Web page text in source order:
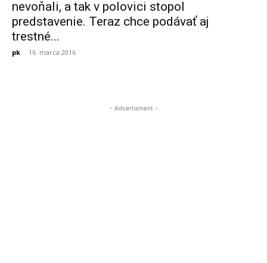
nevoňali, a tak v polovici stopol
predstavenie. Teraz chce podávať aj
trestné...
pk - 16. marca 2016
- Advertisment -